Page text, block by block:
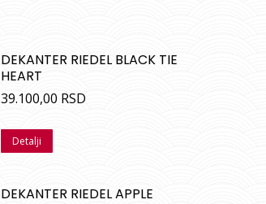
DEKANTER RIEDEL BLACK TIE
HEART
39.100,00 RSD
Detalji
DEKANTER RIEDEL APPLE